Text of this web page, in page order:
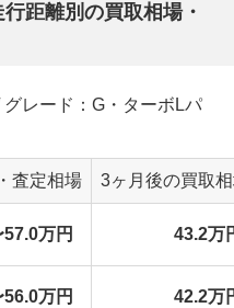
距離別の買取相場・
レード：G・ターボLパ
査定相場 3ヶ月後の買取
万円 43.2万
万円 42.2万